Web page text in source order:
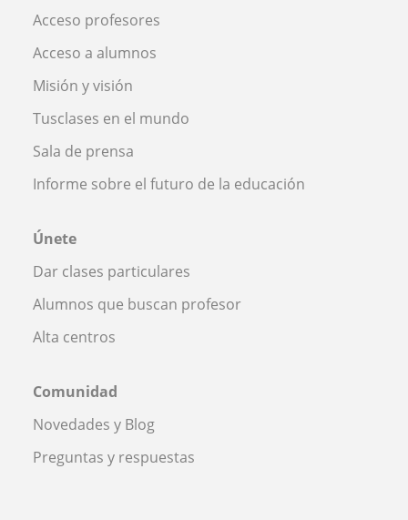
Acceso profesores
Acceso a alumnos
Misión y visión
Tusclases en el mundo
Sala de prensa
Informe sobre el futuro de la educación
Únete
Dar clases particulares
Alumnos que buscan profesor
Alta centros
Comunidad
Novedades y Blog
Preguntas y respuestas